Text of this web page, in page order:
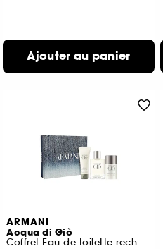
Ajouter au panier
ARMANI
Acqua di Giò
Coffret Eau de toilette rechargeable pour homme